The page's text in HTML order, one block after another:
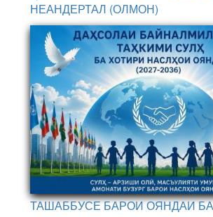
НЕАНДЕРТАЛ (ОЛМОН)
ТАШАББУСЕ БАРОИ ОЯНДАИ